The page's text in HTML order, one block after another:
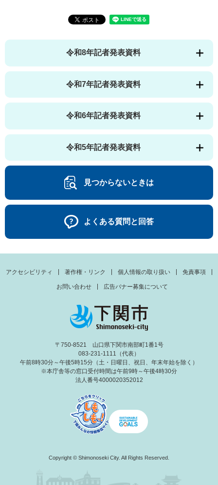
令和8年記者発表資料
令和7年記者発表資料
令和6年記者発表資料
令和5年記者発表資料
見つからないときは
よくある質問と回答
アクセシビリティ 著作権・リンク 個人情報の取り扱い 免責事項
お問い合わせ 広告バナー募集について
〒750-8521 山口県下関市南部町1番1号
083-231-1111（代表）
午前8時30分～午後5時15分（土・日曜日、祝日、年末年始を除く）
※本庁舎等の窓口受付時間は午前9時～午後4時30分
法人番号4000020352012
Copyright © Shimonoseki City. All Rights Reserved.